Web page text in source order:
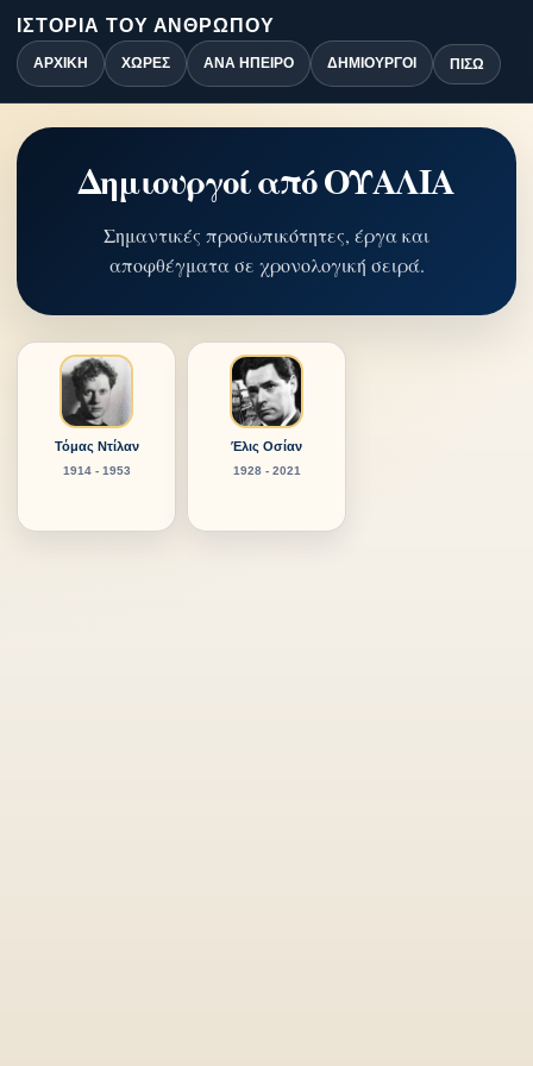
ΙΣΤΟΡΊΑ ΤΟΥ ΑΝΘΡΏΠΟΥ
ΑΡΧΙΚΉ ΧΏΡΕΣ ΑΝΆ ΉΠΕΙΡΟ ΔΗΜΙΟΥΡΓΟΊ ΠΊΣΩ
Δημιουργοί από ΟΥΑΛΙΑ
Σημαντικές προσωπικότητες, έργα και
αποφθέγματα σε χρονολογική σειρά.
Τόμας Ντίλαν
1914 - 1953
Έλις Οσίαν
1928 - 2021